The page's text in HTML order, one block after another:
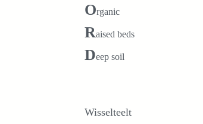
Organic
Raised beds
Deep soil
Wisselteelt